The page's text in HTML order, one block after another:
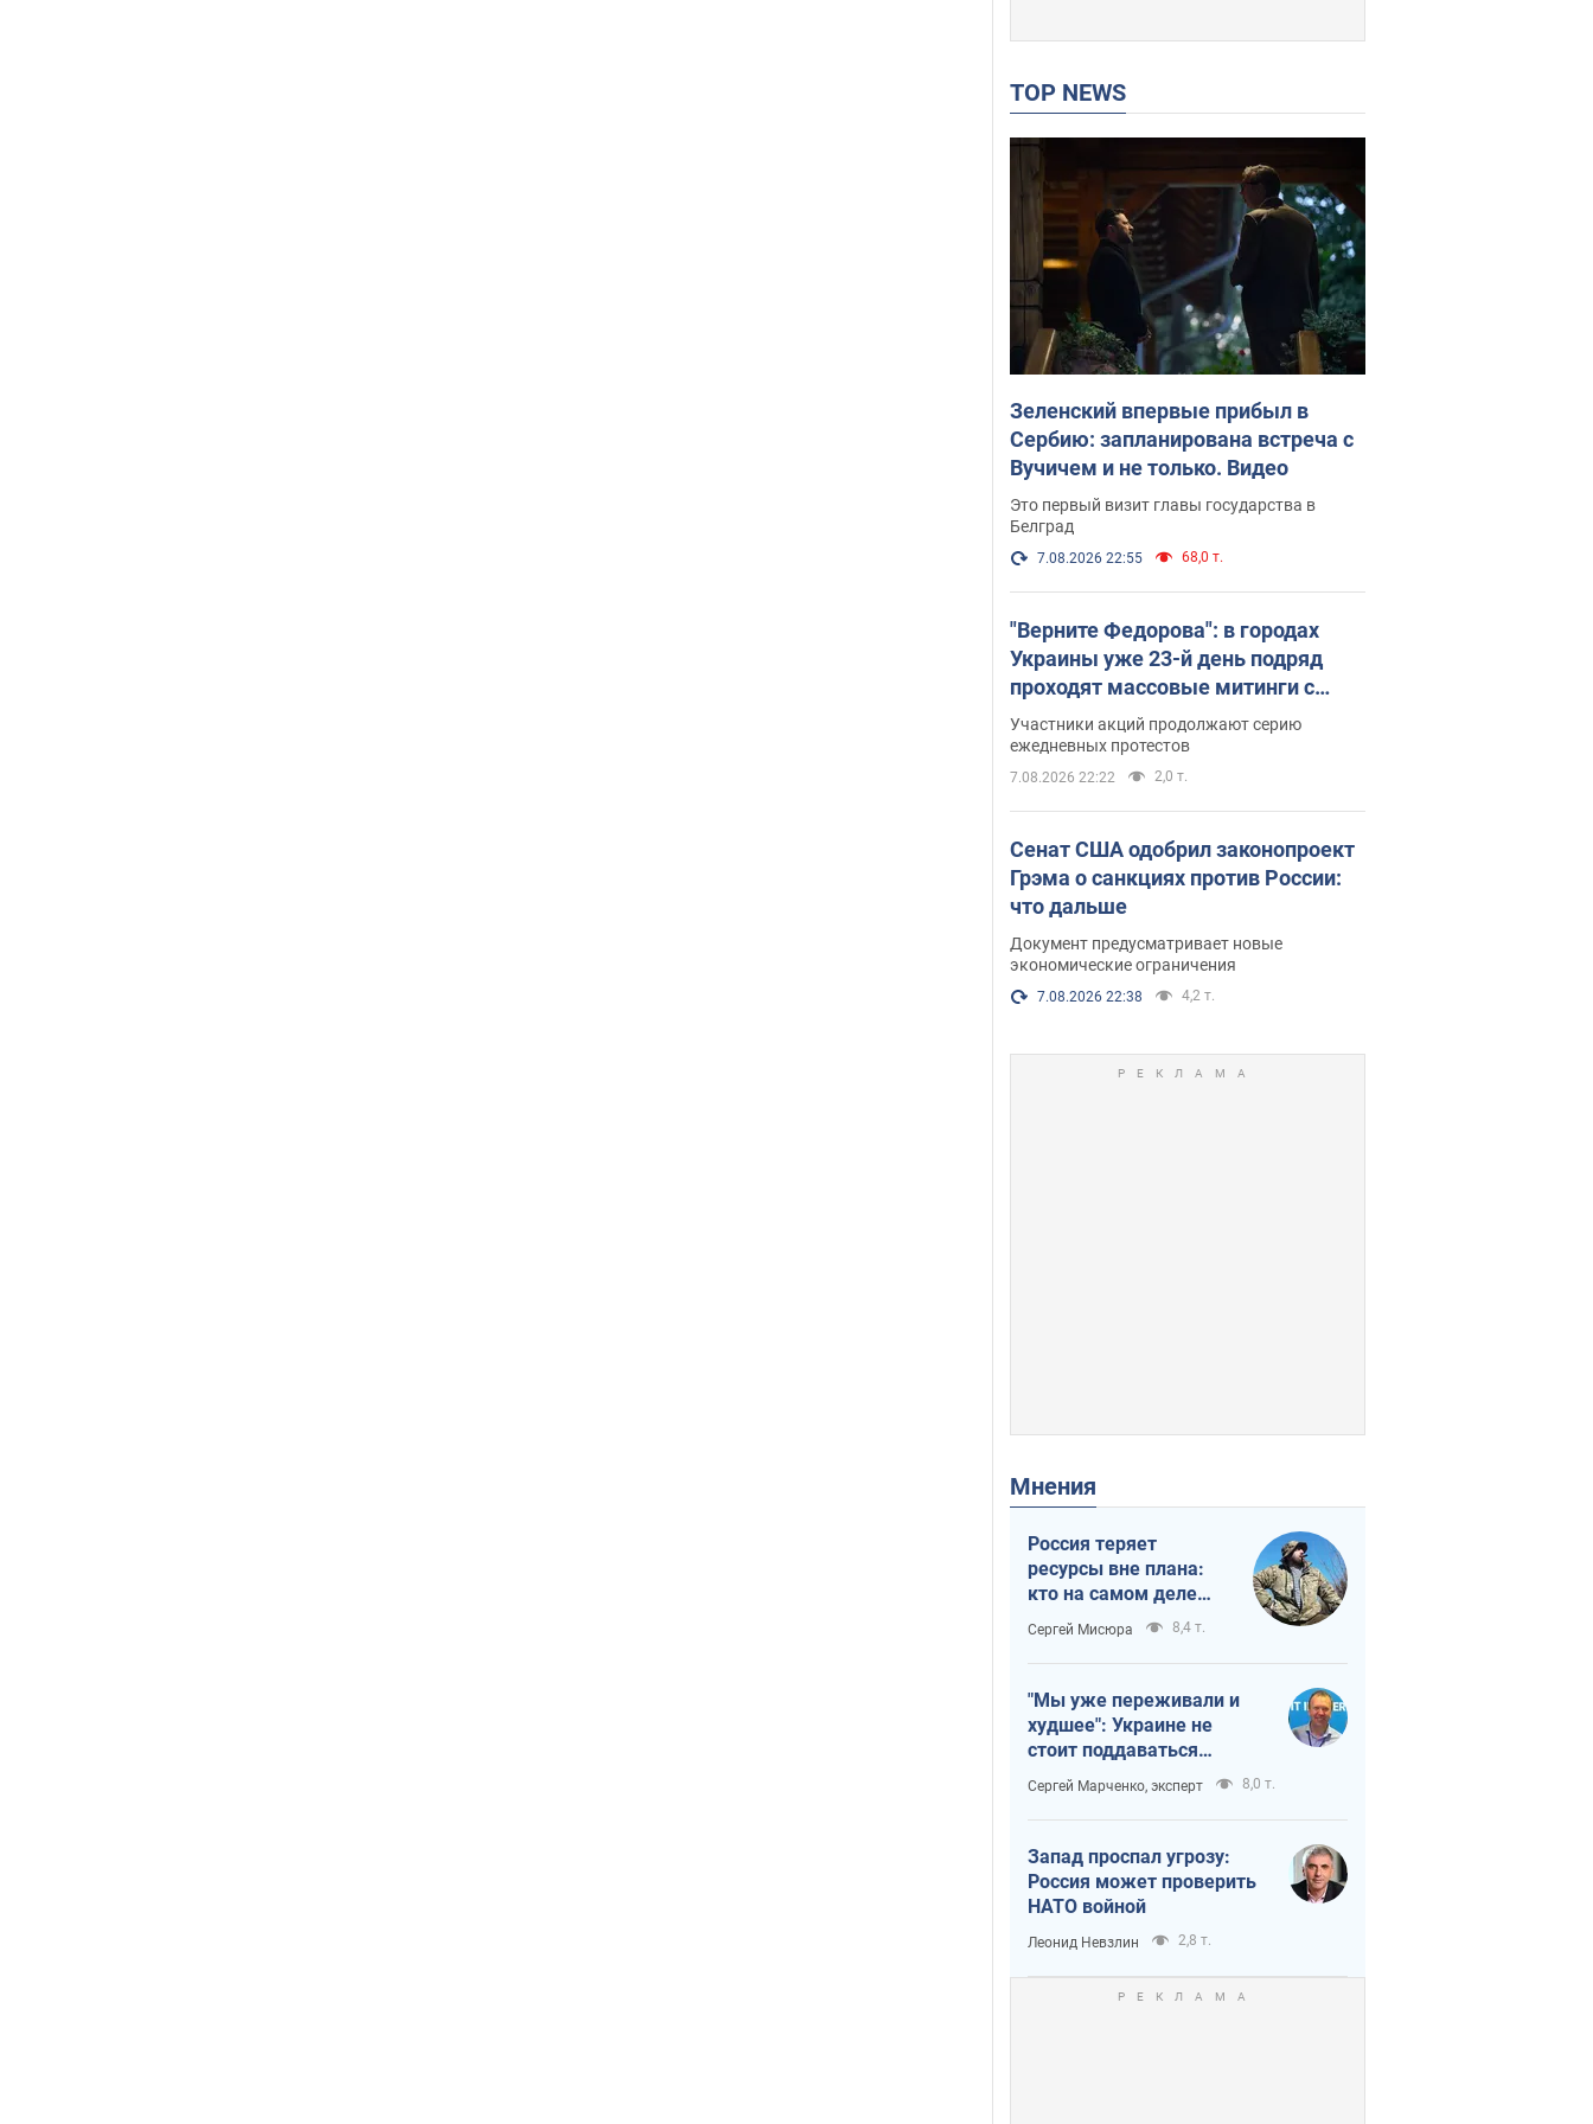
TOP NEWS
Зеленский впервые прибыл в
Сербию: запланирована встреча с
Вучичем и не только. Видео
Это первый визит главы государства в
Белград
7.08.2026 22:55 68,0 т.
"Верните Федорова": в городах
Украины уже 23-й день подряд
проходят массовые митинги с
плакатами. Фото и видео
Участники акций продолжают серию
ежедневных протестов
7.08.2026 22:22 2,0 т.
Сенат США одобрил законопроект
Грэма о санкциях против России:
что дальше
Документ предусматривает новые
экономические ограничения
7.08.2026 22:38 4,2 т.
Мнения
Россия теряет
ресурсы вне плана:
кто на самом деле
диктует темп войны
Сергей Мисюра 8,4 т.
"Мы уже переживали и
худшее": Украине не
стоит поддаваться
отчаянию из-за
ракетного террора
Сергей Марченко, эксперт 8,0 т.
Запад проспал угрозу:
Россия может проверить
НАТО войной
Леонид Невзлин 2,8 т.